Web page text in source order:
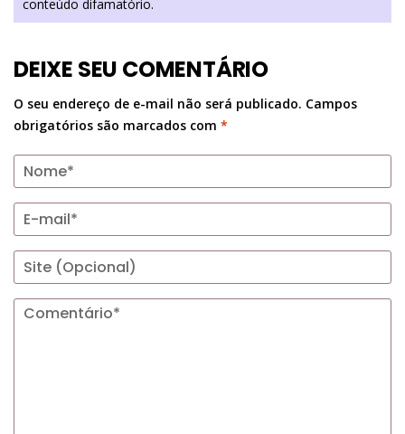
conteúdo difamatório.
DEIXE SEU COMENTÁRIO
O seu endereço de e-mail não será publicado. Campos
obrigatórios são marcados com *